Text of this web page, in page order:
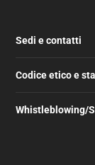
Sedi e contatti
Codice etico e
Whistleblowing/